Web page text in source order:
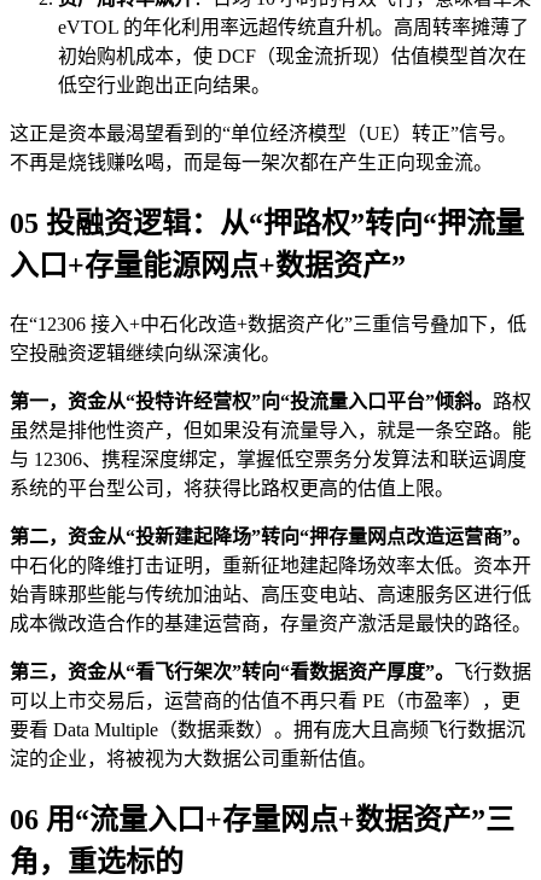
eVTOL 的年化利用率远超传统直升机。高周转率摊薄了
初始购机成本，使 DCF（现金流折现）估值模型首次在
低空行业跑出正向结果。
这正是资本最渴望看到的“单位经济模型（UE）转正”信号。
不再是烧钱赚吆喝，而是每一架次都在产生正向现金流。
05 投融资逻辑：从“押路权”转向“押流量
入口+存量能源网点+数据资产”
在“12306 接入+中石化改造+数据资产化”三重信号叠加下，低
空投融资逻辑继续向纵深演化。
第一，资金从“投特许经营权”向“投流量入口平台”倾斜。 路权
虽然是排他性资产，但如果没有流量导入，就是一条空路。能
与 12306、携程深度绑定，掌握低空票务分发算法和联运调度
系统的平台型公司，将获得比路权更高的估值上限。
第二，资金从“投新建起降场”转向“押存量网点改造运营商”。
中石化的降维打击证明，重新征地建起降场效率太低。资本开
始青睐那些能与传统加油站、高压变电站、高速服务区进行低
成本微改造合作的基建运营商，存量资产激活是最快的路径。
第三，资金从“看飞行架次”转向“看数据资产厚度”。 飞行数据
可以上市交易后，运营商的估值不再只看 PE（市盈率），更
要看 Data Multiple（数据乘数）。拥有庞大且高频飞行数据沉
淀的企业，将被视为大数据公司重新估值。
06 用“流量入口+存量网点+数据资产”三
角，重选标的